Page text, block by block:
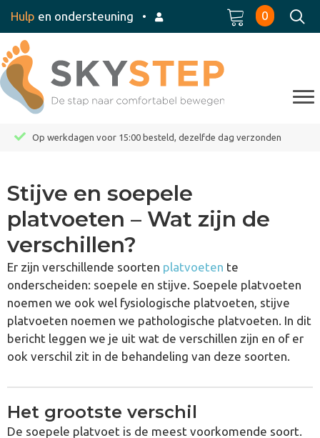
Hulp en ondersteuning • 0
Op werkdagen voor 15:00 besteld, dezelfde dag verzonden
Stijve en soepele
platvoeten – Wat zijn de
verschillen?
Er zijn verschillende soorten platvoeten te
onderscheiden: soepele en stijve. Soepele platvoeten
noemen we ook wel fysiologische platvoeten, stijve
platvoeten noemen we pathologische platvoeten. In dit
bericht leggen we je uit wat de verschillen zijn en of er
ook verschil zit in de behandeling van deze soorten.
Het grootste verschil
De soepele platvoet is de meest voorkomende soort.